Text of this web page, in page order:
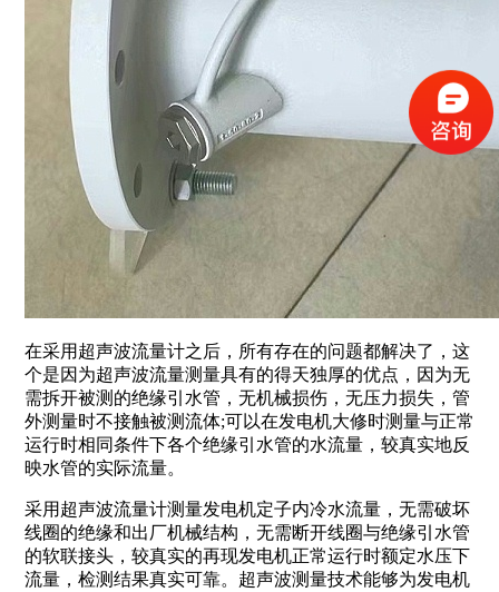
在采用超声波流量计之后，所有存在的问题都解决了，这
个是因为超声波流量测量具有的得天独厚的优点，因为无
需拆开被测的绝缘引水管，无机械损伤，无压力损失，管
外测量时不接触被测流体;可以在发电机大修时测量与正常
运行时相同条件下各个绝缘引水管的水流量，较真实地反
映水管的实际流量。
采用超声波流量计测量发电机定子内冷水流量，无需破坏
线圈的绝缘和出厂机械结构，无需断开线圈与绝缘引水管
的软联接头，较真实的再现发电机正常运行时额定水压下
流量，检测结果真实可靠。超声波测量技术能够为发电机